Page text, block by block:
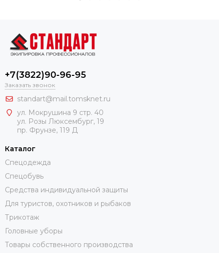
+7(3822)90-96-95
Заказать звонок
standart@mail.tomsknet.ru
ул. Мокрушина 9 стр. 40
ул. Розы Люксембург, 19
пр. Фрунзе, 119 Д
Каталог
Спецодежда
Спецобувь
Средства индивидуальной защиты
Для туристов, охотников и рыбаков
Трикотаж
Головные уборы
Товары собственного производства